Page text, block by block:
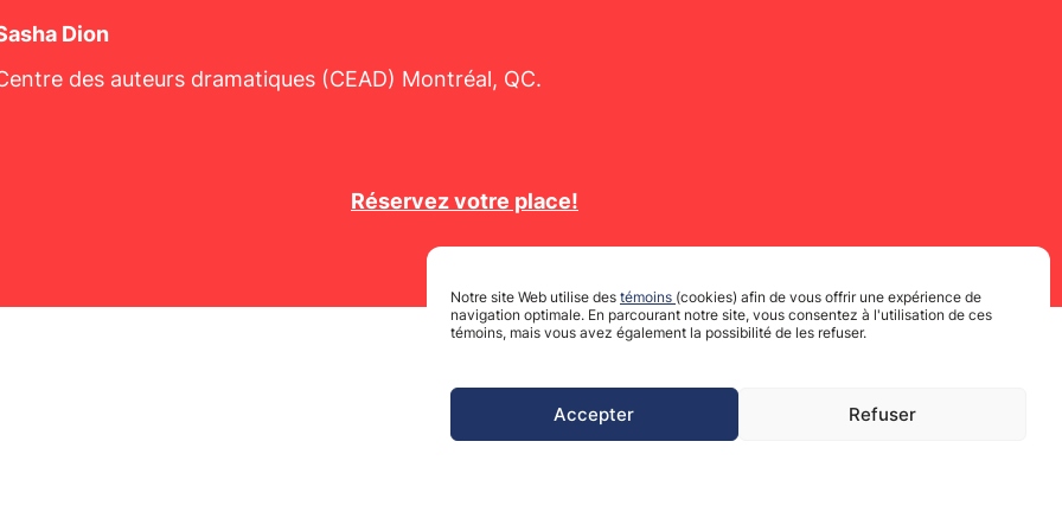
Notre site Web utilise des témoins (cookies) afin de vous offrir une expérience de
navigation optimale. En parcourant notre site, vous consentez à l'utilisation de ces
témoins, mais vous avez également la possibilité de les refuser.
Accepter Refuser
Dion
des auteurs dramatiques (CEAD) Montréal, QC.
Réservez votre place!